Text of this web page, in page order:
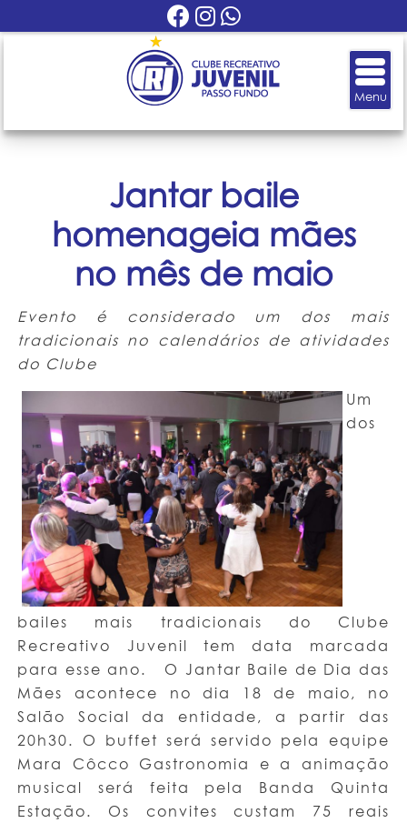
Jantar baile
homenageia mães
no mês de maio
Evento é considerado um dos mais
tradicionais no calendários de atividades
do Clube
Um
dos
bailes mais tradicionais do Clube
Recreativo Juvenil tem data marcada
para esse ano. O Jantar Baile de Dia das
Mães acontece no dia 18 de maio, no
Salão Social da entidade, a partir das
20h30. O buffet será servido pela equipe
Mara Côcco Gastronomia e a animação
musical será feita pela Banda Quinta
Estação. Os convites custam 75 reais